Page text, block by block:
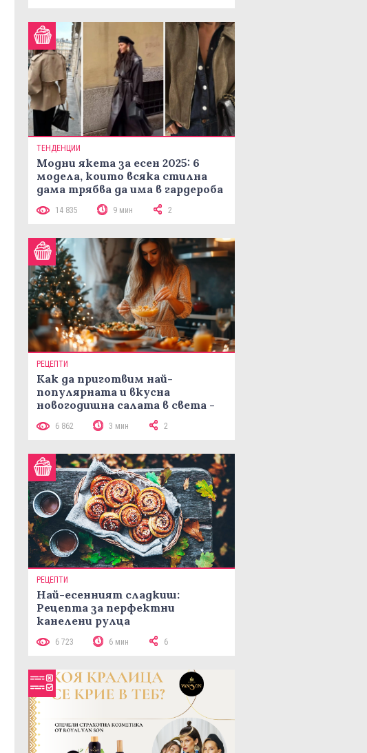
ТЕНДЕНЦИИ
Модни якета за есен 2025: 6
модела, които всяка стилна
дама трябва да има в гардероба
14 835 9 мин 2
РЕЦЕПТИ
Как да приготвим най-
популярната и вкусна
новогодишна салата в света -
рецепта Мимоза
6 862 3 мин 2
РЕЦЕПТИ
Най-есенният сладкиш:
Рецепта за перфектни
канелени рулца
6 723 6 мин 6